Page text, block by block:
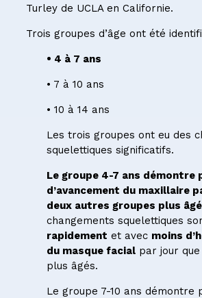
Turley de UCLA en Californie.
Trois groupes d’âge ont été
• 4 à 7 ans
• 7 à 10 ans
• 10 à 14 ans
Les trois groupes ont eu des
squelettiques significatifs.
Le groupe 4-7 ans démontre
d’avancement du maxillaire
deux autres groupes plus
changements squelettiques
rapidement et avec moins
du masque facialpar jour que
plus âgés.
Le groupe 7-10 ans démontre